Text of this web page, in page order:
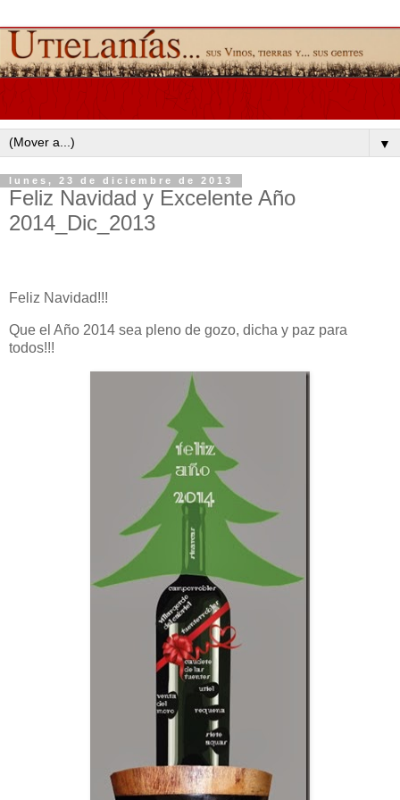
▼
lunes, 23 de diciembre de 2013
Feliz Navidad y Excelente Año
2014_Dic_2013
Feliz Navidad!!!
Que el Año 2014 sea pleno de gozo, dicha y paz para
todos!!!